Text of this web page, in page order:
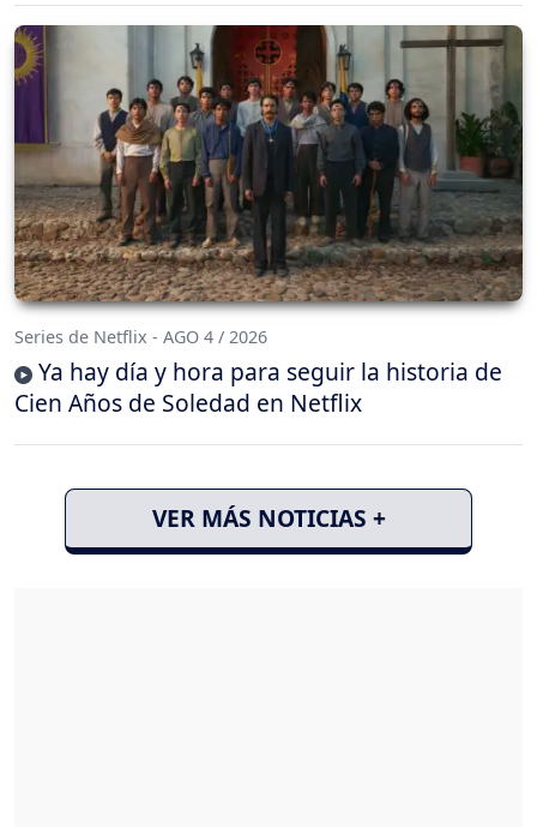
Series de Netflix - AGO 4 / 2026
Ya hay día y hora para seguir la historia de
Cien Años de Soledad en Netflix
VER MÁS NOTICIAS +